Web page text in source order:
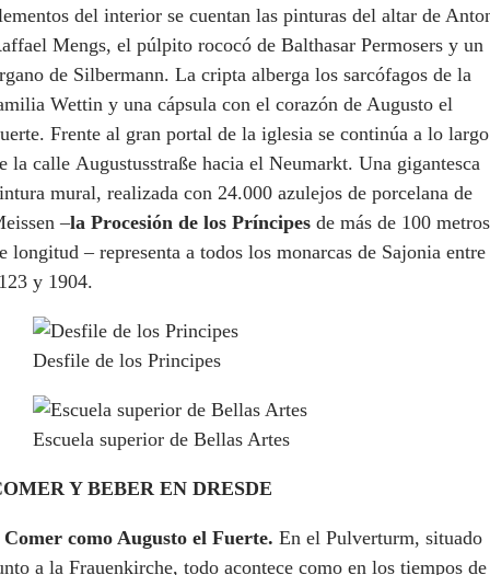
del interior se cuentan las pinturas del altar de
Mengs, el púlpito rococó de Balthasar Permosers y un
de Silbermann. La cripta alberga los sarcófagos de la
Wettin y una cápsula con el corazón de Augusto el
Frente al gran portal de la iglesia se continúa a lo largo
la calle Augustusstraße hacia el Neumarkt. Una gigantesca
mural, realizada con 24.000 azulejos de porcelana de
–la Procesión de los Príncipes de más de 100 metros
longitud – representa a todos los monarcas de Sajonia entre
y 1904.
Desfile de los Principes
Escuela superior de Bellas Artes
Y BEBER EN DRESDE
Comer como Augusto el Fuerte. En el Pulverturm, situado
a la Frauenkirche, todo acontece como en los tiempos de